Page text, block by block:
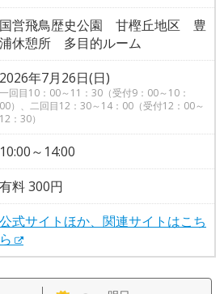
国営飛鳥歴史公園 甘樫丘地区 豊
浦休憩所 多目的ルーム
2026年7月26日(日)
一回目10：00～11：30（受付9：00～10：
00）、二回目12：30～14：00（受付12：00～
12：30）
10:00～14:00
有料 300円
公式サイトほか、関連サイトはこち
ら